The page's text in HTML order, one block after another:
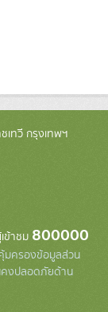
เทวี กรุงเทพฯ
ข้าชม 800000
มครองข้อมูลส่วน
คงปลอดภัยด้าน